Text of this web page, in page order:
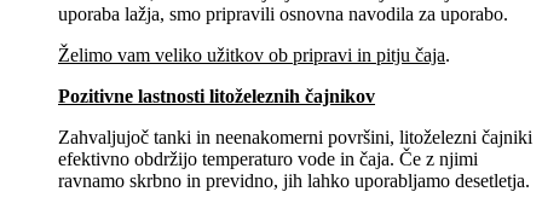
uporaba lažja, smo pripravili osnovna navodila za uporabo.
Želimo vam veliko užitkov ob pripravi in pitju čaja.
Pozitivne lastnosti litoželeznih čajnikov
Zahvaljujoč tanki in neenakomerni površini, litoželezni čajniki
efektivno obdržijo temperaturo vode in čaja. Če z njimi
ravnamo skrbno in previdno, jih lahko uporabljamo desetletja.